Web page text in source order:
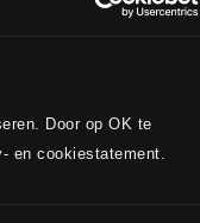
Door op OK te
en cookiestatement.